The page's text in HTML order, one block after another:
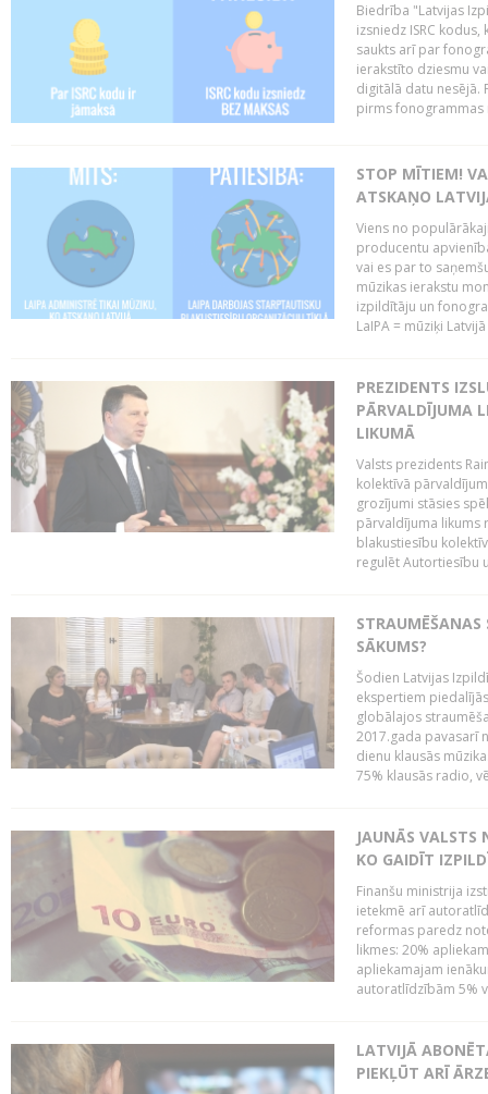
Biedrība "Latvijas
izsniedz ISRC
saukts arī par
ierakstīto dziesmu
digitālā datu nesējā.
pirms fonogrammas
STOP MĪTIEM!
ATSKAŅO
Viens no
producentu
vai es par to
mūzikas ierakstu
izpildītāju un
LaIPA = mūziķi
PREZIDENTS
PĀRVALDĪJUMA
LIKUMĀ
Valsts prezidents
kolektīvā
grozījumi stāsies
pārvaldījuma likums
blakustiesību
regulēt Autortiesību
STRAUMĒŠANAS
SĀKUMS?
Šodien Latvijas
ekspertiem
globālajos
2017.gada pavasarī
dienu klausās
75% klausās radio,
JAUNĀS VALSTS
KO GAIDĪT
Finanšu ministrija
ietekmē arī
reformas paredz
likmes: 20%
apliekamajam
autoratlīdzībām 5%
LATVIJĀ
PIEKĻŪT ARĪ